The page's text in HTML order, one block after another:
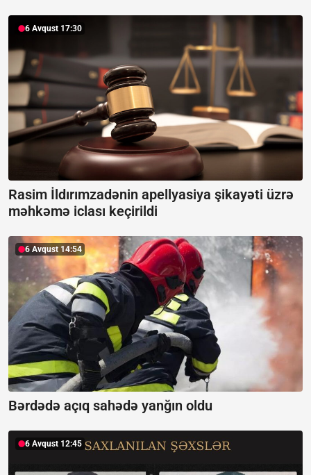
6 Avqust 17:30
Rasim İldırımzadənin apellyasiya şikayəti üzrə
məhkəmə iclası keçirildi
6 Avqust 14:54
Bərdədə açıq sahədə yanğın oldu
6 Avqust 12:45